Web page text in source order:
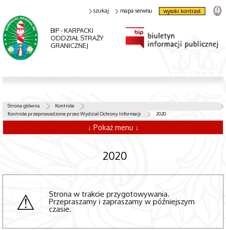
BIP - KARPACKI
ODDZIAŁ STRAŻY
GRANICZNEJ
szukaj mapa serwisu wysoki kontrast
Strona główna
Kontrole
Kontrole przeprowadzone przez Wydział Ochrony Informacji
2020
↓ Pokaż menu ↓
2020
Strona w trakcie przygotowywania.
Przepraszamy i zapraszamy w późniejszym
czasie.